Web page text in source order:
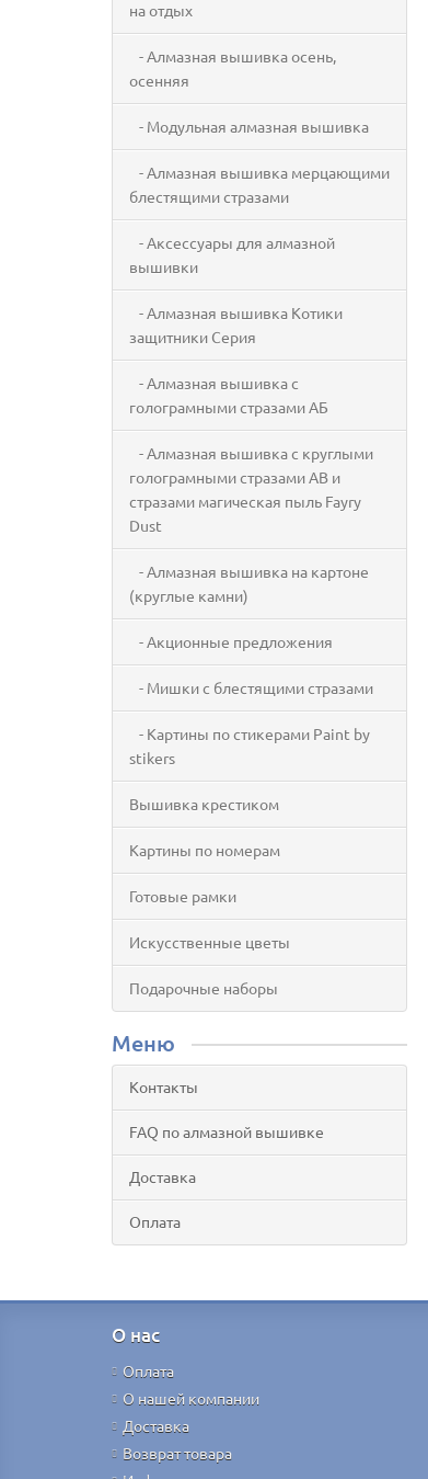
на отдых
- Алмазная вышивка осень,
осенняя
- Модульная алмазная вышивка
- Алмазная вышивка мерцающими
блестящими стразами
- Аксессуары для алмазной
вышивки
- Алмазная вышивка Котики
защитники Серия
- Алмазная вышивка с
голограмными стразами АБ
- Алмазная вышивка с круглыми
голограмными стразами AB и
стразами магическая пыль Fayry
Dust
- Алмазная вышивка на картоне
(круглые камни)
- Акционные предложения
- Мишки с блестящими стразами
- Картины по стикерами Paint by
stikers
Вышивка крестиком
Картины по номерам
Готовые рамки
Искусственные цветы
Подарочные наборы
Меню
Контакты
FAQ по алмазной вышивке
Доставка
Оплата
О нас
Оплата
О нашей компании
Доставка
Возврат товара